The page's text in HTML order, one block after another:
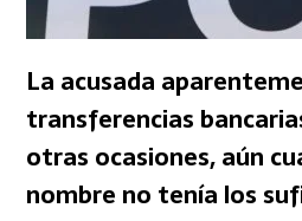
La acusada
transferencias
otras ocasiones, aún
nombre no tenía los